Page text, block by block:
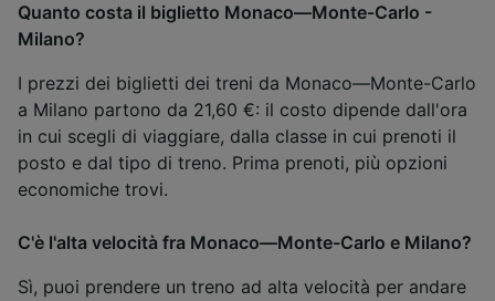
Quanto costa il biglietto Monaco—Monte-Carlo -
Milano?
I prezzi dei biglietti dei treni da Monaco—Monte-Carlo
a Milano partono da 21,60 €: il costo dipende dall'ora
in cui scegli di viaggiare, dalla classe in cui prenoti il
posto e dal tipo di treno. Prima prenoti, più opzioni
economiche trovi.
C'è l'alta velocità fra Monaco—Monte-Carlo e Milano?
Sì, puoi prendere un treno ad alta velocità per andare